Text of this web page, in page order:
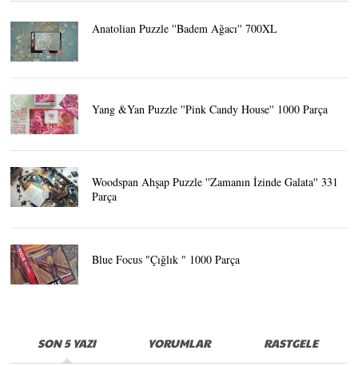
Anatolian Puzzle ''Badem Ağacı'' 700XL
Yang &Yan Puzzle ''Pink Candy House'' 1000 Parça
Woodspan Ahşap Puzzle ''Zamanın İzinde Galata'' 331
Parça
Blue Focus "Çığlık " 1000 Parça
SON 5 YAZI YORUMLAR RASTGELE